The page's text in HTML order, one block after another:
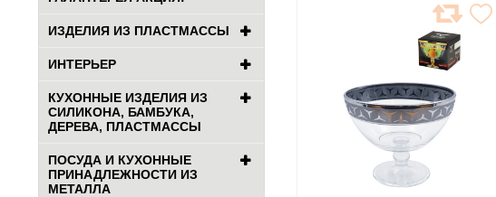
ИЗДЕЛИЯ ИЗ ПЛАСТМАССЫ
ИНТЕРЬЕР
КУХОННЫЕ ИЗДЕЛИЯ ИЗ
СИЛИКОНА, БАМБУКА,
ДЕРЕВА, ПЛАСТМАССЫ
ПОСУДА И КУХОННЫЕ
ПРИНАДЛЕЖНОСТИ ИЗ
МЕТАЛЛА